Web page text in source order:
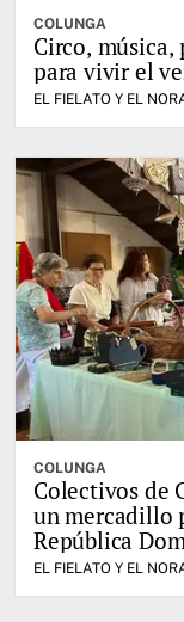
COLUNGA
Circo,
para vivir el
EL FIELATO Y EL
COLUNGA
Colectivos de
un mercadillo
República
EL FIELATO Y EL